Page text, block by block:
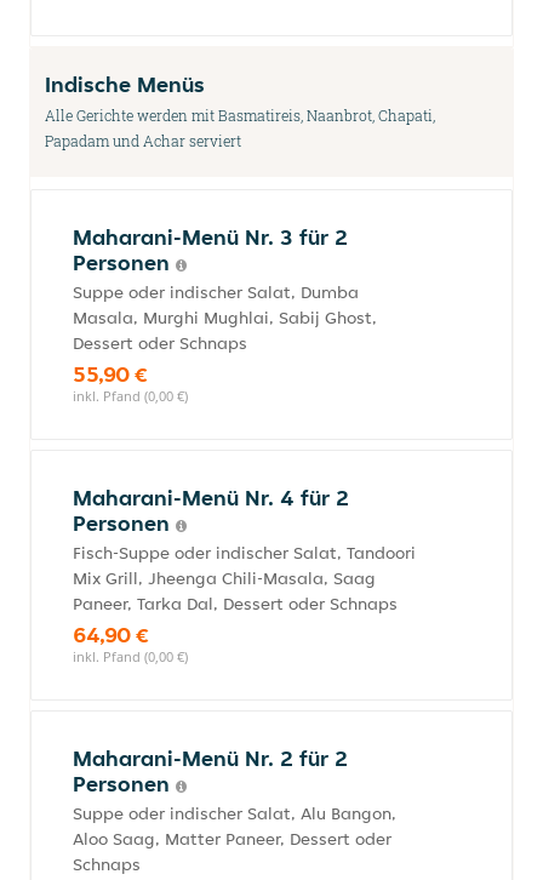
Indische Menüs
Alle Gerichte werden mit Basmatireis, Naanbrot, Chapati,
Papadam und Achar serviert
Maharani-Menü Nr. 3 für 2
Personen
Suppe oder indischer Salat, Dumba
Masala, Murghi Mughlai, Sabij Ghost,
Dessert oder Schnaps
55,90 €
inkl. Pfand (0,00 €)
Maharani-Menü Nr. 4 für 2
Personen
Fisch-Suppe oder indischer Salat, Tandoori
Mix Grill, Jheenga Chili-Masala, Saag
Paneer, Tarka Dal, Dessert oder Schnaps
64,90 €
inkl. Pfand (0,00 €)
Maharani-Menü Nr. 2 für 2
Personen
Suppe oder indischer Salat, Alu Bangon,
Aloo Saag, Matter Paneer, Dessert oder
Schnaps